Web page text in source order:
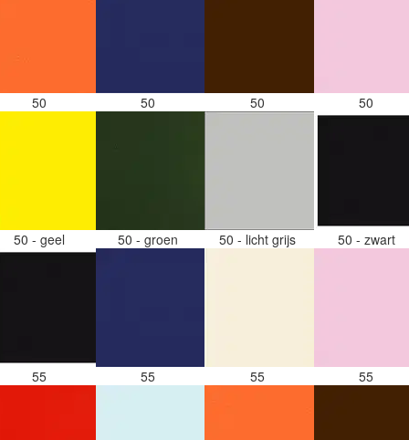
50 50 50 50
50 - geel 50 - groen 50 - licht grijs 50 - zwart
55 55 55 55